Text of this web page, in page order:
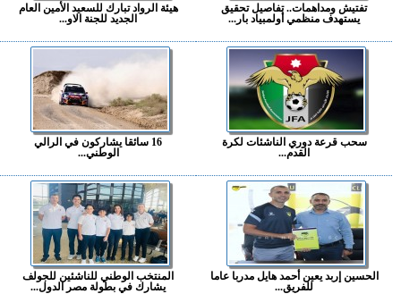
تفتيش ومداهمات.. تفاصيل تحقيق
يستهدف منظمي أولمبياد بار...
هيئة الرواد تبارك للسعيد الأمين العام
الجديد للجنة الاو...
سحب قرعة دوري الناشئات لكرة
القدم...
16 سائقا يشاركون في الرالي
الوطني...
الحسين إربد يعين أحمد هايل مدربا عاما
للفريق...
المنتخب الوطني للناشئين للجولف
يشارك في بطولة مصر الدول...